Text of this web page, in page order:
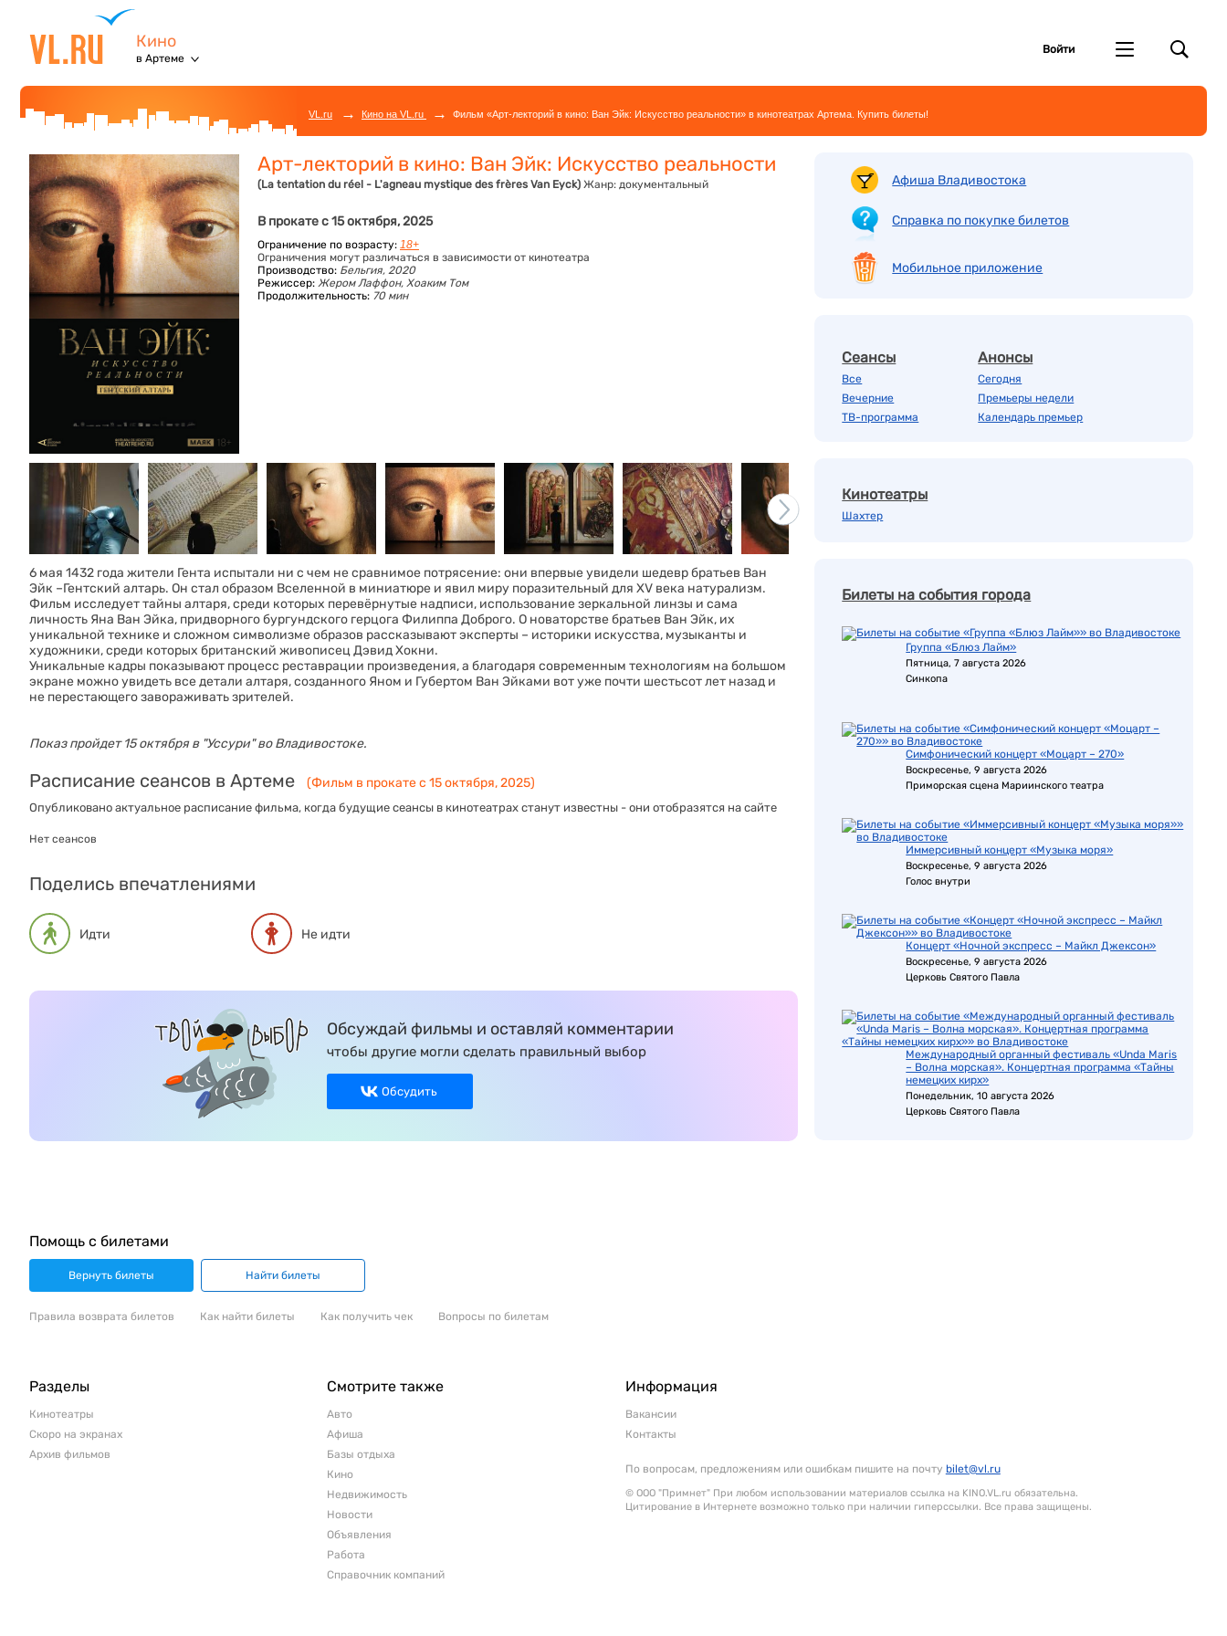
Кино
в Артеме
Войти
VL.ru → Кино на VL.ru → Фильм «Арт-лекторий в кино: Ван Эйк: Искусство реальности» в кинотеатрах Артема. Купить билеты!
Арт-лекторий в кино: Ван Эйк: Искусство реальности
(La tentation du réel - L'agneau mystique des frères Van Eyck) Жанр: документальный
В прокате с 15 октября, 2025
Ограничение по возрасту: 18+
Ограничения могут различаться в зависимости от кинотеатра
Производство: Бельгия, 2020
Режиссер: Жером Лаффон, Хоаким Том
Продолжительность: 70 мин
6 мая 1432 года жители Гента испытали ни с чем не сравнимое потрясение: они впервые увидели шедевр братьев Ван
Эйк –Гентский алтарь. Он стал образом Вселенной в миниатюре и явил миру поразительный для XV века натурализм.
Фильм исследует тайны алтаря, среди которых перевёрнутые надписи, использование зеркальной линзы и сама
личность Яна Ван Эйка, придворного бургундского герцога Филиппа Доброго. О новаторстве братьев Ван Эйк, их
уникальной технике и сложном символизме образов рассказывают эксперты – историки искусства, музыканты и
художники, среди которых британский живописец Дэвид Хокни.
Уникальные кадры показывают процесс реставрации произведения, а благодаря современным технологиям на большом
экране можно увидеть все детали алтаря, созданного Яном и Губертом Ван Эйками вот уже почти шестьсот лет назад и
не перестающего завораживать зрителей.
Показ пройдет 15 октября в "Уссури" во Владивостоке.
Расписание сеансов в Артеме (Фильм в прокате с 15 октября, 2025)
Опубликовано актуальное расписание фильма, когда будущие сеансы в кинотеатрах станут известны - они отобразятся на сайте
Нет сеансов
Поделись впечатлениями
Идти Не идти
Обсуждай фильмы и оставляй комментарии
чтобы другие могли сделать правильный выбор
Обсудить
Афиша Владивостока
Справка по покупке билетов
Мобильное приложение
Сеансы
Все
Вечерние
ТВ-программа
Анонсы
Сегодня
Премьеры недели
Календарь премьер
Кинотеатры
Шахтер
Билеты на события города
Группа «Блюз Лайм»
Пятница, 7 августа 2026
Синкопа
Симфонический концерт «Моцарт – 270»
Воскресенье, 9 августа 2026
Приморская сцена Мариинского театра
Иммерсивный концерт «Музыка моря»
Воскресенье, 9 августа 2026
Голос внутри
Концерт «Ночной экспресс – Майкл Джексон»
Воскресенье, 9 августа 2026
Церковь Святого Павла
Международный органный фестиваль «Unda Maris
– Волна морская». Концертная программа «Тайны
немецких кирх»
Понедельник, 10 августа 2026
Церковь Святого Павла
Помощь с билетами
Вернуть билеты Найти билеты
Правила возврата билетов Как найти билеты Как получить чек Вопросы по билетам
Разделы
Кинотеатры
Скоро на экранах
Архив фильмов
Смотрите также
Авто
Афиша
Базы отдыха
Кино
Недвижимость
Новости
Объявления
Работа
Справочник компаний
Информация
Вакансии
Контакты
По вопросам, предложениям или ошибкам пишите на почту bilet@vl.ru
© ООО "Примнет" При любом использовании материалов ссылка на KINO.VL.ru обязательна.
Цитирование в Интернете возможно только при наличии гиперссылки. Все права защищены.